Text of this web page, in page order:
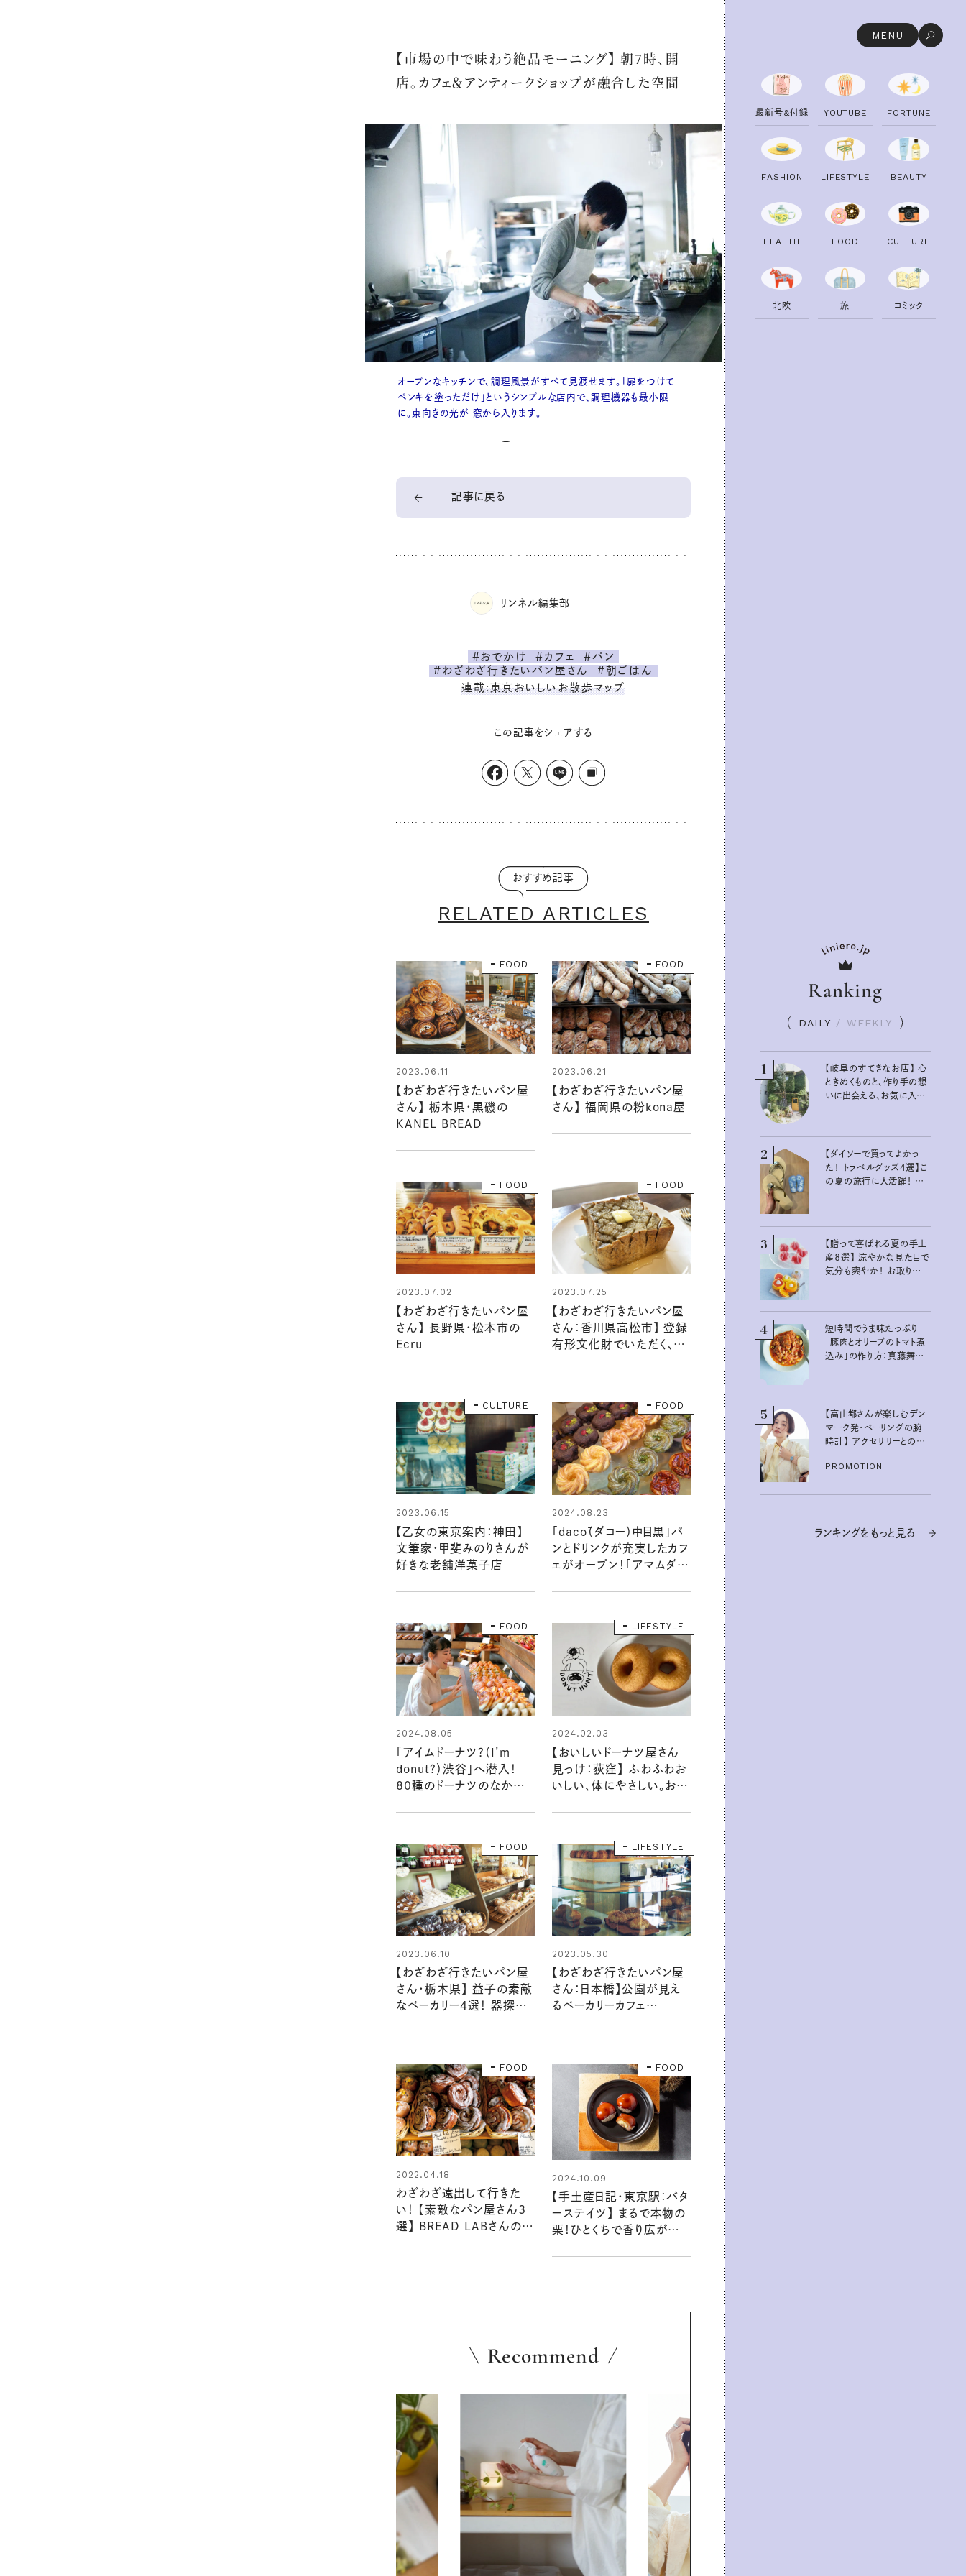
MENU
【市場の中で味わう絶品モーニング】 朝7時、開
店。カフェ＆アンティークショップが融合した空間
オープンなキッチンで、調理風景がすべて見渡せます。「扉をつけて
ペンキを塗っただけ」というシンプルな店内で、調理機器も最小限
に。東向きの光が 窓から入ります。
記事に戻る
リンネル編集部
#おでかけ #カフェ
#パン
#わざわざ行きたいパン屋さん
#朝ごはん
連載:東京おいしいお散歩マップ
この記事をシェアする
おすすめ記事
RELATED ARTICLES
FOOD
2023.06.11
【わざわざ行きたいパン屋
さん】 栃木県・黒磯の
KANEL BREAD
FOOD
2023.06.21
【わざわざ行きたいパン屋
さん】 福岡県の粉kona屋
FOOD
2023.07.02
【わざわざ行きたいパン屋
さん】 長野県・松本市の
Ecru
FOOD
2023.07.25
【わざわざ行きたいパン屋
さん：香川県高松市】 登録
有形文化財でいただく、
CULTURE
2023.06.15
【乙女の東京案内：神田】
文筆家・甲斐みのりさんが
好きな老舗洋菓子店
FOOD
2024.08.23
「dacō（ダコー）中目黒」パ
ンとドリンクが充実したカフ
ェがオープン！「アマムダコ
FOOD
2024.08.05
「アイムドーナツ？（I’m
donut？）渋谷」へ潜入！
80種のドーナツのなかで
LIFESTYLE
2024.02.03
【おいしいドーナツ屋さん
見っけ：荻窪】 ふわふわお
いしい、体にやさしい。おか
FOOD
2023.06.10
【わざわざ行きたいパン屋
さん・栃木県】 益子の素敵
なベーカリー4選！ 器探し
LIFESTYLE
2023.05.30
【わざわざ行きたいパン屋
さん：日本橋】公園が見え
るベーカリーカフェ
FOOD
2022.04.18
わざわざ遠出して行きた
い！ 【素敵なパン屋さん3
選】 BREAD LABさんのお
FOOD
2024.10.09
【手土産日記・東京駅：バタ
ーステイツ】 まるで本物の
栗！ひとくちで香り広がる
Recommend
最新号&付録 YO UTU B E FO RTU N E
FAS H I O N LI FESTYLE B EAUTY
H EALTH FO O D CU LTU RE
北欧 旅 コ ミ ック
Ranking
DAILY / WEEKLY
1
【岐阜のすてきなお店】 心
ときめくものと、作り手の想
いに出会える、お気に入り
2
【ダイソーで買ってよかっ
た！ トラベルグッズ4選】こ
の夏の旅行に大活躍！ か
3
【贈って喜ばれる夏の手土
産８選】 涼やかな見た目で
気分も爽やか！ お取り寄
4
短時間でうま味たっぷり
「豚肉とオリーブのトマト煮
込み」の作り方：真藤舞衣
5
【高山都さんが楽しむデン
マーク発・ベーリングの腕
時計】 アクセサリーとの重
スタイル３選
PROMOTION
ランキングをもっと見る